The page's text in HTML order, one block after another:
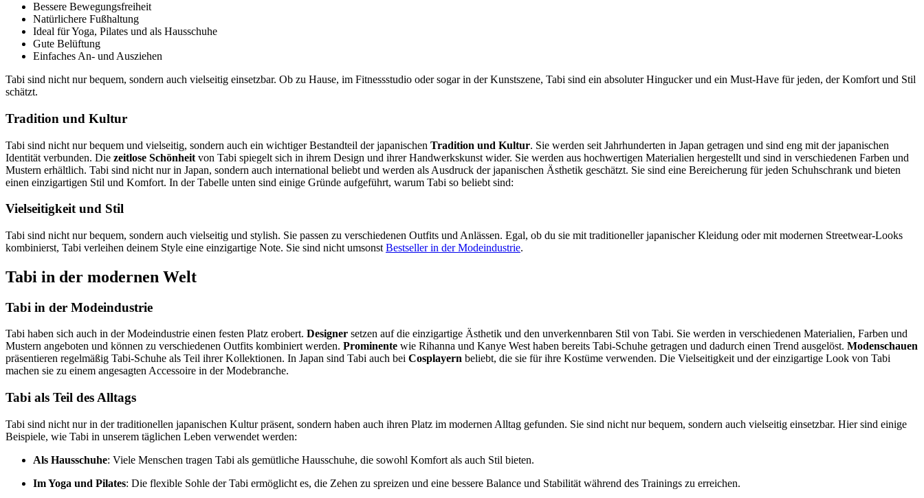
Bessere Bewegungsfreiheit
Natürlichere Fußhaltung
Ideal für Yoga, Pilates und als Hausschuhe
Gute Belüftung
Einfaches An- und Ausziehen
Tabi sind nicht nur bequem, sondern auch vielseitig einsetzbar. Ob zu Hause, im Fitnessstudio oder sogar in der Kunstszene, Tabi sind ein absoluter Hingucker und ein Must-Have für jeden, der Komfort und Stil
schätzt.
Tradition und Kultur
Tabi sind nicht nur bequem und vielseitig, sondern auch ein wichtiger Bestandteil der japanischen Tradition und Kultur. Sie werden seit Jahrhunderten in Japan getragen und sind eng mit der japanischen
Identität verbunden. Die zeitlose Schönheit von Tabi spiegelt sich in ihrem Design und ihrer Handwerkskunst wider. Sie werden aus hochwertigen Materialien hergestellt und sind in verschiedenen Farben und
Mustern erhältlich. Tabi sind nicht nur in Japan, sondern auch international beliebt und werden als Ausdruck der japanischen Ästhetik geschätzt. Sie sind eine Bereicherung für jeden Schuhschrank und bieten
einen einzigartigen Stil und Komfort. In der Tabelle unten sind einige Gründe aufgeführt, warum Tabi so beliebt sind:
Vielseitigkeit und Stil
Tabi sind nicht nur bequem, sondern auch vielseitig und stylish. Sie passen zu verschiedenen Outfits und Anlässen. Egal, ob du sie mit traditioneller japanischer Kleidung oder mit modernen Streetwear-Looks
kombinierst, Tabi verleihen deinem Style eine einzigartige Note. Sie sind nicht umsonst Bestseller in der Modeindustrie.
Tabi in der modernen Welt
Tabi in der Modeindustrie
Tabi haben sich auch in der Modeindustrie einen festen Platz erobert. Designer setzen auf die einzigartige Ästhetik und den unverkennbaren Stil von Tabi. Sie werden in verschiedenen Materialien, Farben und
Mustern angeboten und können zu verschiedenen Outfits kombiniert werden. Prominente wie Rihanna und Kanye West haben bereits Tabi-Schuhe getragen und dadurch einen Trend ausgelöst. Modenschauen
präsentieren regelmäßig Tabi-Schuhe als Teil ihrer Kollektionen. In Japan sind Tabi auch bei Cosplayern beliebt, die sie für ihre Kostüme verwenden. Die Vielseitigkeit und der einzigartige Look von Tabi
machen sie zu einem angesagten Accessoire in der Modebranche.
Tabi als Teil des Alltags
Tabi sind nicht nur in der traditionellen japanischen Kultur präsent, sondern haben auch ihren Platz im modernen Alltag gefunden. Sie sind nicht nur bequem, sondern auch vielseitig einsetzbar. Hier sind einige
Beispiele, wie Tabi in unserem täglichen Leben verwendet werden:
Als Hausschuhe: Viele Menschen tragen Tabi als gemütliche Hausschuhe, die sowohl Komfort als auch Stil bieten.
Im Yoga und Pilates: Die flexible Sohle der Tabi ermöglicht es, die Zehen zu spreizen und eine bessere Balance und Stabilität während des Trainings zu erreichen.